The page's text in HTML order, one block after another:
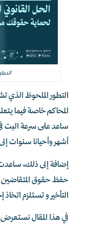
التطور الملحوظ الذي
المحاكم خاصة فيما
ساعد على سرعة البت
أشهر وأحيانا سنوات
إضافة إلى ذلك، ساعدت
حفظ حقوق المتقاضين
التأخير و تستلزم
في هذا المقال